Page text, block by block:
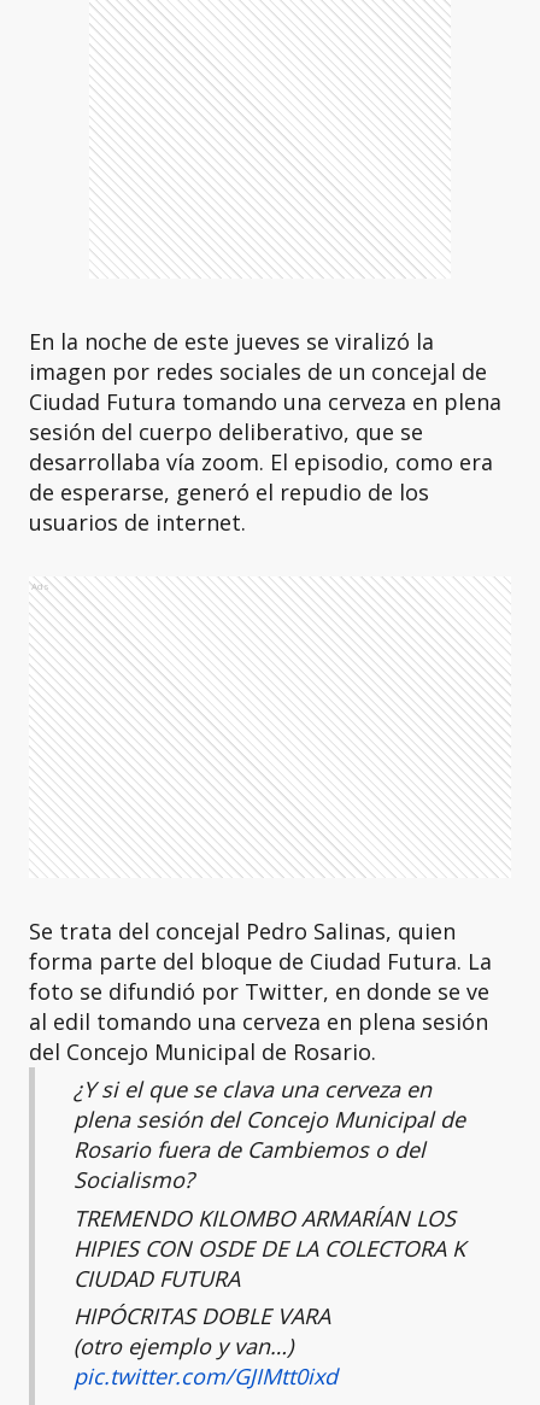
En la noche de este jueves se viralizó la
imagen por redes sociales de un concejal de
Ciudad Futura tomando una cerveza en plena
sesión del cuerpo deliberativo, que se
desarrollaba vía zoom. El episodio, como era
de esperarse, generó el repudio de los
usuarios de internet.
Ads
Se trata del concejal Pedro Salinas, quien
forma parte del bloque de Ciudad Futura. La
foto se difundió por Twitter, en donde se ve
al edil tomando una cerveza en plena sesión
del Concejo Municipal de Rosario.
¿Y si el que se clava una cerveza en
plena sesión del Concejo Municipal de
Rosario fuera de Cambiemos o del
Socialismo?
TREMENDO KILOMBO ARMARÍAN LOS
HIPIES CON OSDE DE LA COLECTORA K
CIUDAD FUTURA
HIPÓCRITAS DOBLE VARA
(otro ejemplo y van…)
pic.twitter.com/GJIMtt0ixd